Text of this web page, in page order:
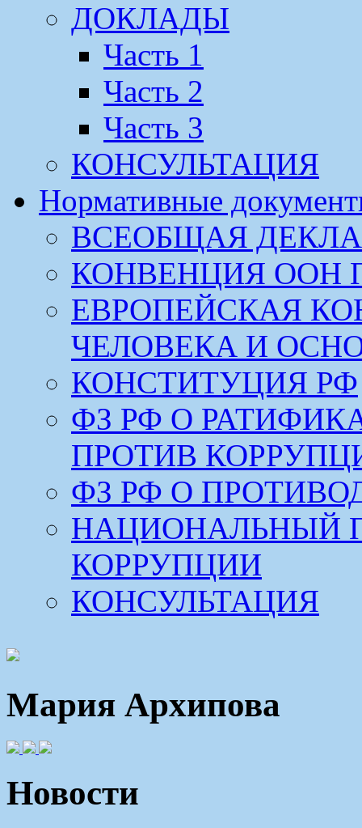
ДОКЛАДЫ
Часть 1
Часть 2
Часть 3
КОНСУЛЬТАЦИЯ
Нормативные
ВСЕОБЩАЯ
КОНВЕНЦИЯ ООН
ЕВРОПЕЙСКАЯ
ЧЕЛОВЕКА И
КОНСТИТУЦИЯ РФ
ФЗ РФ О
ПРОТИВ
ФЗ РФ О
НАЦИОНАЛЬНЫЙ
КОРРУПЦИИ
КОНСУЛЬТАЦИЯ
Мария Архипова
Новости